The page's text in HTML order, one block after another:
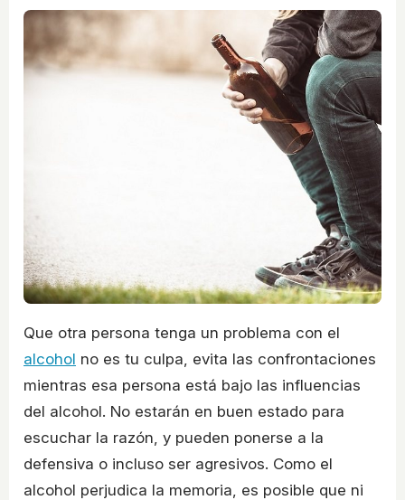
Que otra persona tenga un problema con el
alcohol no es tu culpa, evita las confrontaciones
mientras esa persona está bajo las influencias
del alcohol. No estarán en buen estado para
escuchar la razón, y pueden ponerse a la
defensiva o incluso ser agresivos. Como el
alcohol perjudica la memoria, es posible que ni